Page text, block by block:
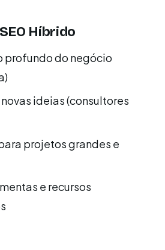
Híbrido
profundo do negócio
ideias (consultores
projetos grandes e
e recursos